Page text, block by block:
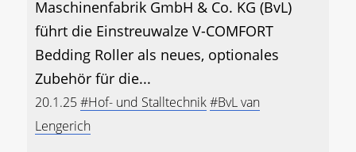
Maschinenfabrik GmbH & Co. KG (BvL)
führt die Einstreuwalze V-COMFORT
Bedding Roller als neues, optionales
Zubehör für die...
20.1.25#Hof- und Stalltechnik#BvL van
Lengerich